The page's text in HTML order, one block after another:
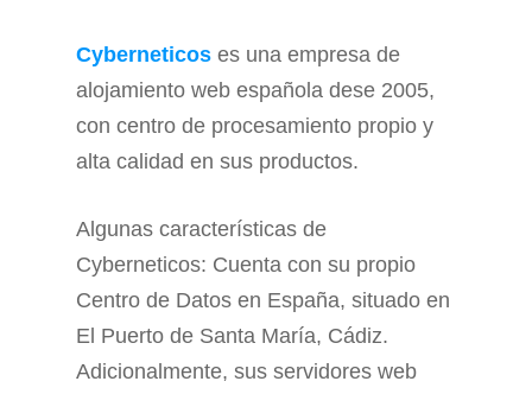
Cyberneticos es una empresa de
alojamiento web española dese 2005,
con centro de procesamiento propio y
alta calidad en sus productos.
Algunas características de
Cyberneticos: Cuenta con su propio
Centro de Datos en España, situado en
El Puerto de Santa María, Cádiz.
Adicionalmente, sus servidores web